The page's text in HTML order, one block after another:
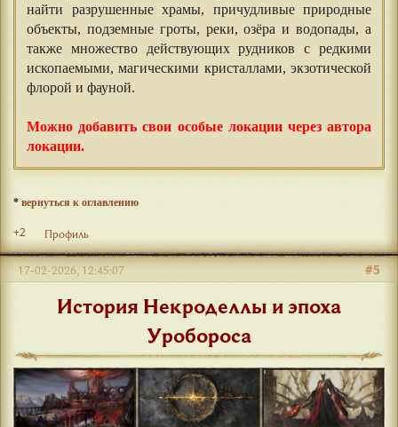
найти разрушенные храмы, причудливые природные
объекты, подземные гроты, реки, озёра и водопады, а
также множество действующих рудников с редкими
ископаемыми, магическими кристаллами, экзотической
флорой и фауной.
Можно добавить свои особые локации через автора
локации.
* вернуться к оглавлению
+2 Профиль
#5
17-02-2026, 12:45:07
История Некроделлы и эпоха
Уробороса